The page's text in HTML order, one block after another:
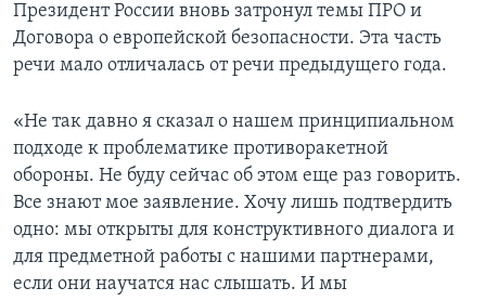
Президент России вновь затронул темы ПРО и
Договора о европейской безопасности. Эта часть
речи мало отличалась от речи предыдущего года.
«Не так давно я сказал о нашем принципиальном
подходе к проблематике противоракетной
обороны. Не буду сейчас об этом еще раз говорить.
Все знают мое заявление. Хочу лишь подтвердить
одно: мы открыты для конструктивного диалога и
для предметной работы с нашими партнерами,
если они научатся нас слышать. И мы